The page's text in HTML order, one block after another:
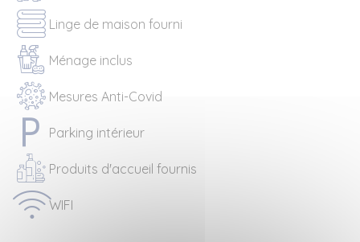
Linge de maison fourni
Ménage inclus
Mesures Anti-Covid
Parking intérieur
Produits d'accueil fournis
WIFI